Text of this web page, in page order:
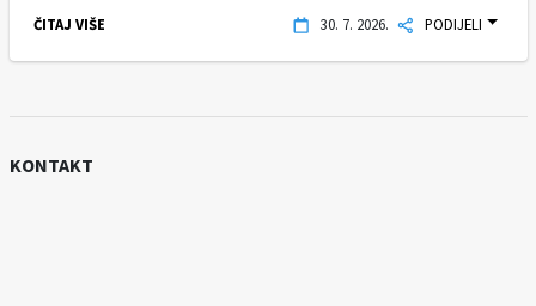
ČITAJ VIŠE 30. 7. 2026. PODIJELI
KONTAKT